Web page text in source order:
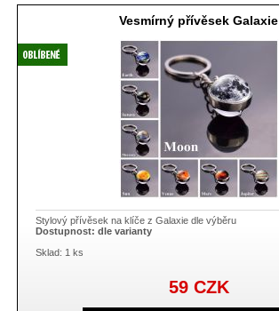
Vesmírný přívěsek Galaxie
Stylový přívěsek na klíče z Galaxie dle výběru
Dostupnost:dle varianty
Sklad: 1 ks
59 CZK